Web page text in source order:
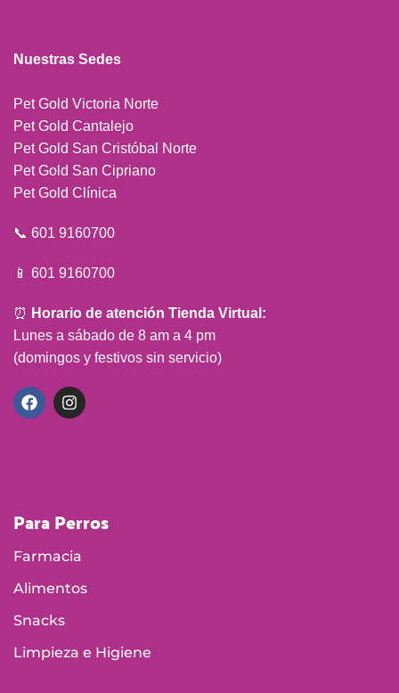
Nuestras Sedes
Pet Gold Victoria Norte
Pet Gold Cantalejo
Pet Gold San Cristóbal Norte
Pet Gold San Cipriano
Pet Gold Clínica
📞 601 9160700
📱 601 9160700
⏰ Horario de atención Tienda Virtual:
Lunes a sábado de 8 am a 4 pm
(domingos y festivos sin servicio)
Para Perros
Farmacia
Alimentos
Snacks
Limpieza e Higiene